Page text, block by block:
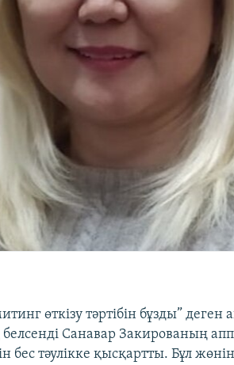
өткізу тәртібін бұзды” деген
белсенді Санавар Закированың
бес тәулікке қысқартты. Бұл